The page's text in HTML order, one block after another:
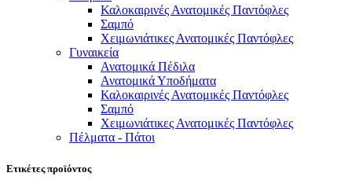
Καλοκαιρινές Ανατομικές Παντόφλες
Σαμπό
Χειμωνιάτικες Ανατομικές Παντόφλες
Γυναικεία
Ανατομικά Πέδιλα
Ανατομικά Υποδήματα
Καλοκαιρινές Ανατομικές Παντόφλες
Σαμπό
Χειμωνιάτικες Ανατομικές Παντόφλες
Πέλματα - Πάτοι
Ετικέτες προϊόντος